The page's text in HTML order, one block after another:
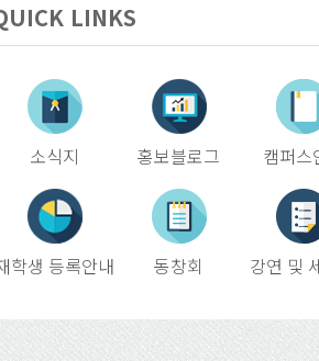
LINKS
소식지 홍보블로그 캠퍼스
학생 등록안내 동창회 강연 및